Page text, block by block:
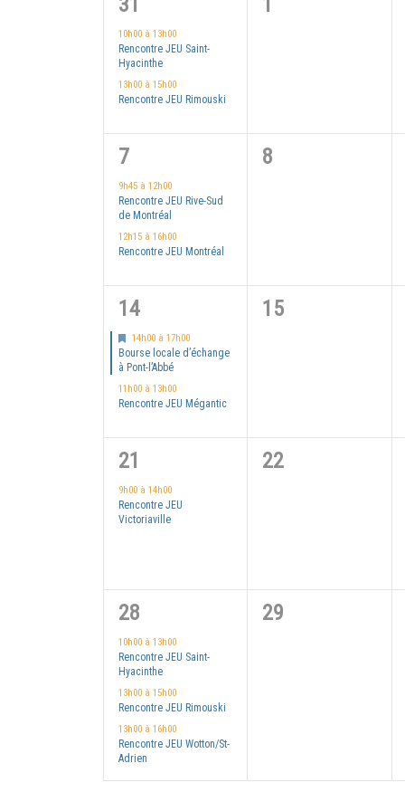
Évènements
de
Évènements
évènements,
10h00 à 13h00
Rencontre JEU Saint-
Hyacinthe
13h00 à 15h00
Rencontre JEU Rimouski
2
évènements,
7
9h45 à 12h00
Rencontre JEU Rive-Sud
de Montréal
12h15 à 16h00
Rencontre JEU Montréal
0
8
2
évènements,
14
Mis
en
avant
14h00 à 17h00
Bourse locale d’échange
à Pont-l’Abbé
11h00 à 13h00
Rencontre JEU Mégantic
0
15
1
évènement,
21
9h00 à 14h00
Rencontre JEU
Victoriaville
0
22
3
évènements,
28
10h00 à 13h00
Rencontre JEU Saint-
Hyacinthe
13h00 à 15h00
Rencontre JEU Rimouski
13h00 à 16h00
Rencontre JEU Wotton/St-
Adrien
0
29